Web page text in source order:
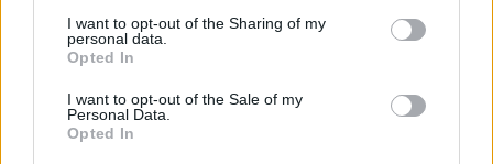
not limited to your visit or usage behaviour. You may click to
grant or deny consent to Google and its third-party tags to
use your data for below specified purposes in below Google
consent section.
I want to opt-out of the Sharing of my
personal data.
Opted In
I want to opt-out of the Sale of my
Personal Data.
Opted In
Sven Bakker · 5 aug 2026
CRYPTOVALUTA